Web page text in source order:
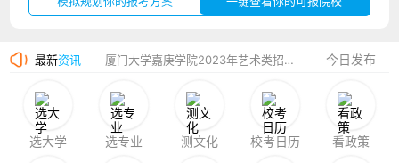
最新资讯 厦门大学嘉庚学院2023年艺术类招生简章 今日发布
选大学 选专业 测文化 校考日历 看政策